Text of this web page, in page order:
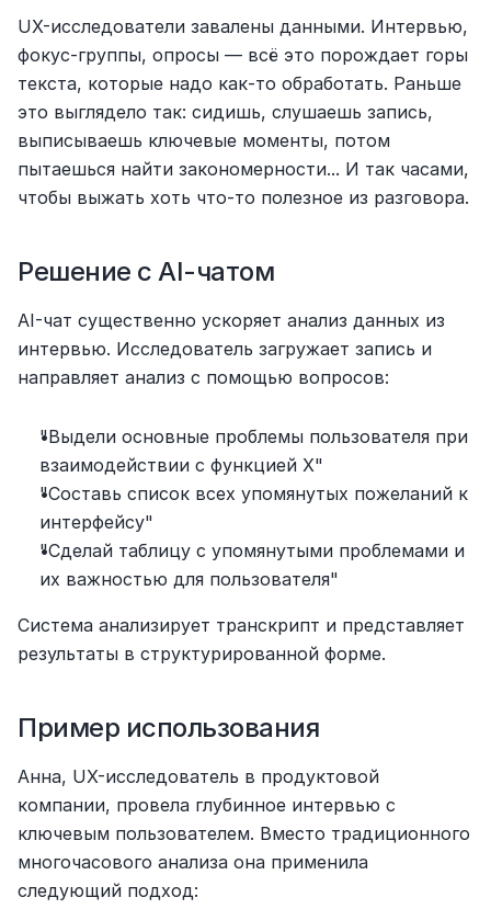
UX-исследователи завалены данными. Интервью,
фокус-группы, опросы — всё это порождает горы
текста, которые надо как-то обработать. Раньше
это выглядело так: сидишь, слушаешь запись,
выписываешь ключевые моменты, потом
пытаешься найти закономерности... И так часами,
чтобы выжать хоть что-то полезное из разговора.
Решение с AI-чатом
AI-чат существенно ускоряет анализ данных из
интервью. Исследователь загружает запись и
направляет анализ с помощью вопросов:
"Выдели основные проблемы пользователя при
взаимодействии с функцией X"
"Составь список всех упомянутых пожеланий к
интерфейсу"
"Сделай таблицу с упомянутыми проблемами и
их важностью для пользователя"
Система анализирует транскрипт и представляет
результаты в структурированной форме.
Пример использования
Анна, UX-исследователь в продуктовой
компании, провела глубинное интервью с
ключевым пользователем. Вместо традиционного
многочасового анализа она применила
следующий подход: